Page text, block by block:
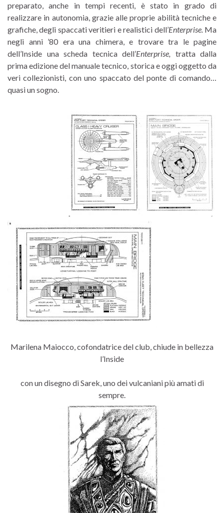
preparato, anche in tempi recenti, è stato in grado di
realizzare in autonomia, grazie alle proprie abilità tecniche e
grafiche, degli spaccati veritieri e realistici dell’Enterprise. Ma
negli anni ’80 era una chimera, e trovare tra le pagine
dell’Inside una scheda tecnica dell’Enterprise, tratta dalla
prima edizione del manuale tecnico, storica e oggi oggetto da
veri collezionisti, con uno spaccato del ponte di comando…
quasi un sogno.
Marilena Maiocco, cofondatrice del club, chiude in bellezza
l’Inside
con un disegno di Sarek, uno dei vulcaniani più amati di
sempre.